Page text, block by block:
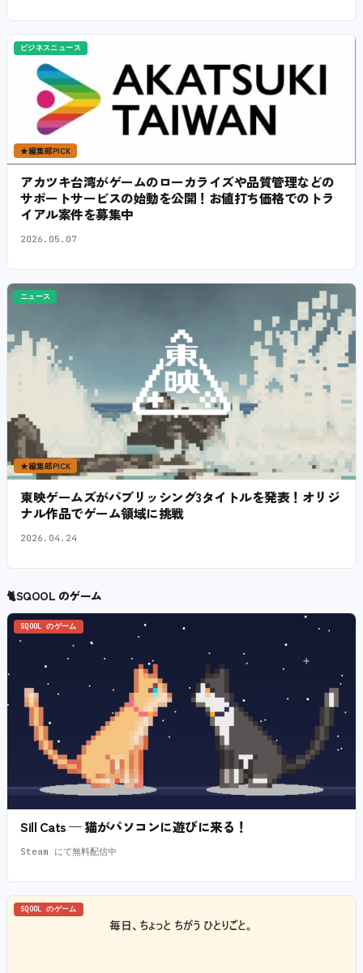
ビジネスニュース
★編集部PICK
アカツキ台湾がゲームのローカライズや品質管理などの
サポートサービスの始動を公開！お値打ち価格でのトラ
イアル案件を募集中
2026.05.07
ニュース
★編集部PICK
東映ゲームズがパブリッシング3タイトルを発表！オリジ
ナル作品でゲーム領域に挑戦
2026.04.24
🐈SQOOL のゲーム
SQOOL のゲーム
Sill Cats — 猫がパソコンに遊びに来る！
Steam にて無料配信中
SQOOL のゲーム